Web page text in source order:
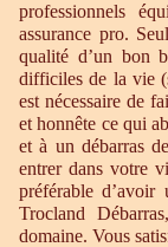
professionnels
assurance pro.
qualité d’un bon
difficiles de la vie
est nécessaire de
et honnête ce qui
et à un débarras
entrer dans votre
préférable d’avoir
Trocland
domaine. Vous